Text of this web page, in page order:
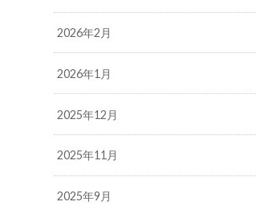
2026年2月
2026年1月
2025年12月
2025年11月
2025年9月